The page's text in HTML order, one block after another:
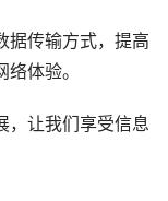
据传输方式，提高
体验。
，让我们享受信息